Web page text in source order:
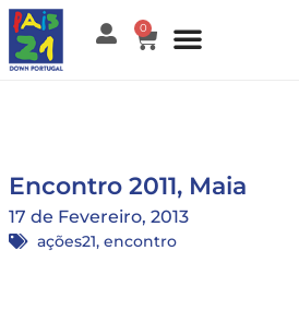
0
Encontro 2011, Maia
17 de Fevereiro, 2013
ações21, encontro